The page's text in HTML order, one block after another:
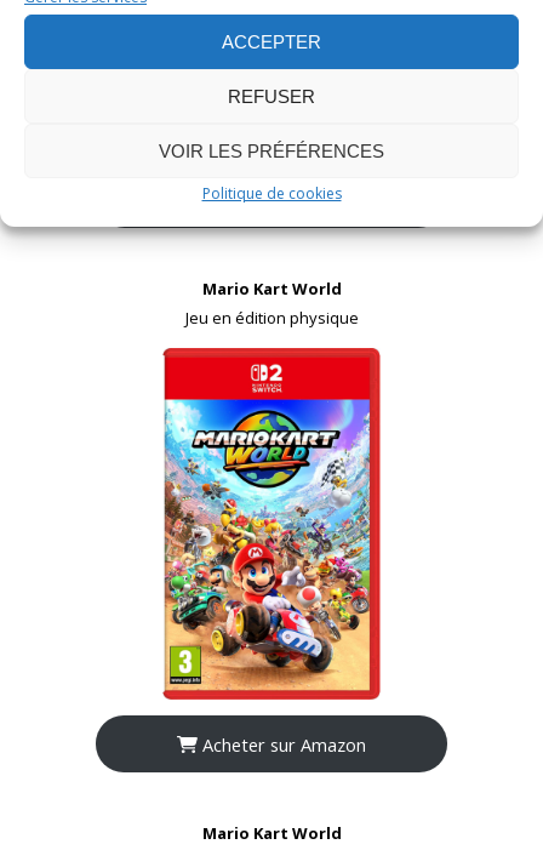
ACCEPTER
REFUSER
VOIR LES PRÉFÉRENCES
Politique de cookies
Acheter sur Amazon
Mario Kart World
Jeu en édition physique
Acheter sur Amazon
Mario Kart World